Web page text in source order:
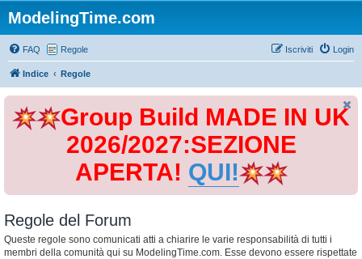
ModelingTime.com
FAQ Regole Login
Iscriviti
Indice Regole
Group Build MADE IN UK
2026/2027:SEZIONE
APERTA! QUI!
Regole del Forum
Queste regole sono comunicati atti a chiarire le varie responsabilità di tutti i
membri della comunità qui su ModelingTime.com. Esse devono essere rispettate